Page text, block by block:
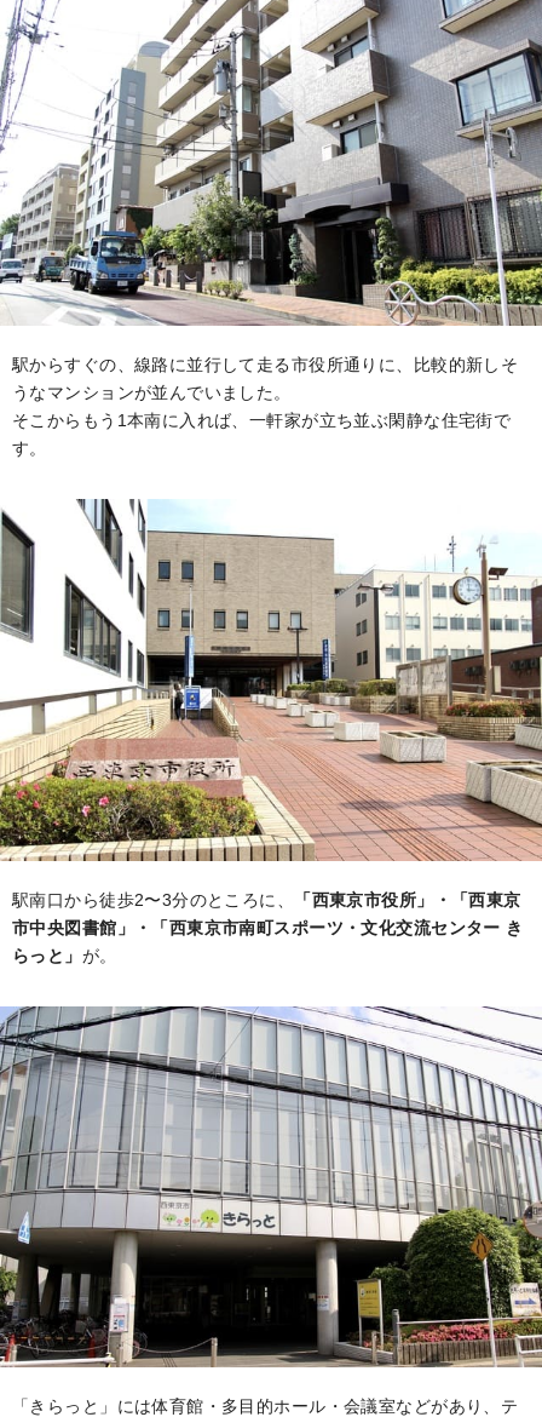
駅からすぐの、線路に並行して走る市役所通りに、比較的新しそ
うなマンションが並んでいました。
そこからもう1本南に入れば、一軒家が立ち並ぶ閑静な住宅街で
す。
駅南口から徒歩2〜3分のところに、
「西東京市役所」・「西東京
市中央図書館」・「西東京市南町スポーツ・文化交流センター き
らっと」 が。
「きらっと」には体育館・多目的ホール・会議室などがあり、テ